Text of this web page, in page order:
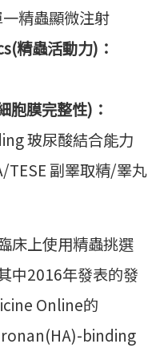
精蟲顯微注射
精蟲活動力)：
膜完整性)：
玻尿酸結合能力
TESE 副睪取精/睪丸
床上使用精蟲挑選
中2016年發表的發
Online的
binding